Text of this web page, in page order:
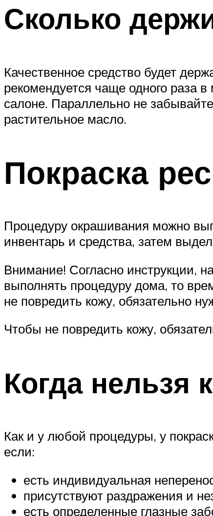
Сколько
Качественное средство будет
рекомендуется чаще одного раза
салоне. Параллельно не
растительное масло.
Покраска
Процедуру окрашивания можно
инвентарь и средства, затем
Внимание! Согласно инструкции,
выполнять процедуру дома, то
не повредить кожу, обязательно
Чтобы не повредить кожу,
Когда нельзя
Как и у любой процедуры, у
если:
есть индивидуальная
присутствуют раздражения и
есть определенные глазные